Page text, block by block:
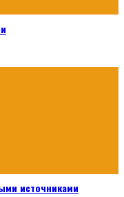
источниками